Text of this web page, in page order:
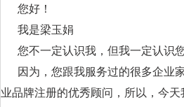
您好！
我是梁玉娟
您不一定认识我，但我一定认识您
因为，您跟我服务过的很多企业
业品牌注册的优秀顾问，所以，今